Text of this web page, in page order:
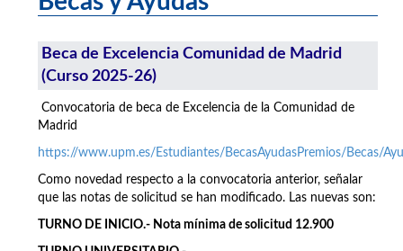
Beca de Excelencia Comunidad de Madrid
(Curso 2025-26)
Convocatoria de beca de Excelencia de la Comunidad de
Madrid
https://www.upm.es/Estudiantes/BecasAyudasPremios/Becas/
Como novedad respecto a la convocatoria anterior, señalar
que las notas de solicitud se han modificado. Las nuevas son:
TURNO DE INICIO.- Nota mínima de solicitud 12.900